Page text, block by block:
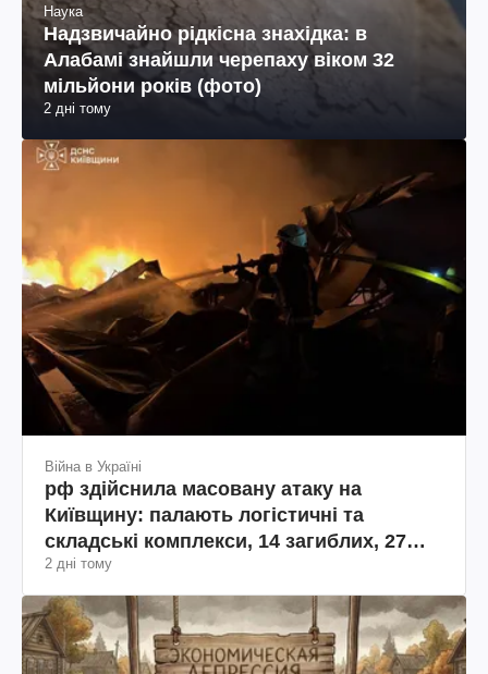
Наука
Надзвичайно рідкісна знахідка: в
Алабамі знайшли черепаху віком 32
мільйони років (фото)
2 дні тому
Війна в Україні
рф здійснила масовану атаку на
Київщину: палають логістичні та
складські комплекси, 14 загиблих, 27
поранених (фото, відео)
2 дні тому